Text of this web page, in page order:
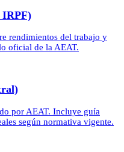
IRPF)
rendimientos del trabajo y
oficial de la AEAT.
por AEAT. Incluye guía
según normativa vigente.